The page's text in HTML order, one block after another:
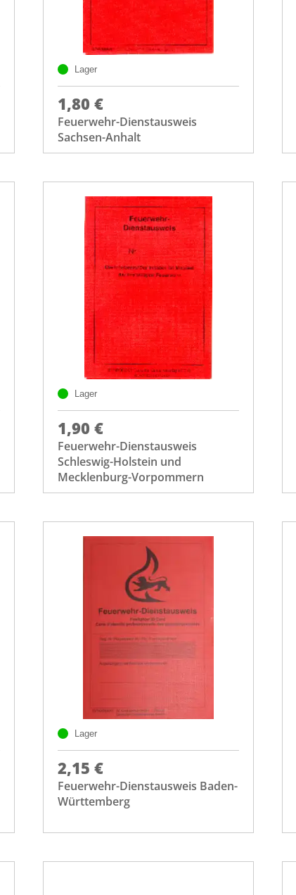
Lager
1,80 €
Feuerwehr-Dienstausweis
Sachsen-Anhalt
Lager
1,90 €
Feuerwehr-Dienstausweis
Schleswig-Holstein und
Mecklenburg-Vorpommern
Lager
2,15 €
Feuerwehr-Dienstausweis Baden-
Württemberg